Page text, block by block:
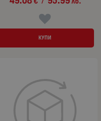
КУПИ